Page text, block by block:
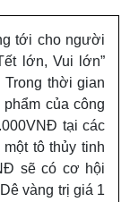
tới cho người
lớn, Vui lớn”
thời gian
của công
tại các
tô thủy tinh
sẽ có cơ hội
vàng trị giá 1